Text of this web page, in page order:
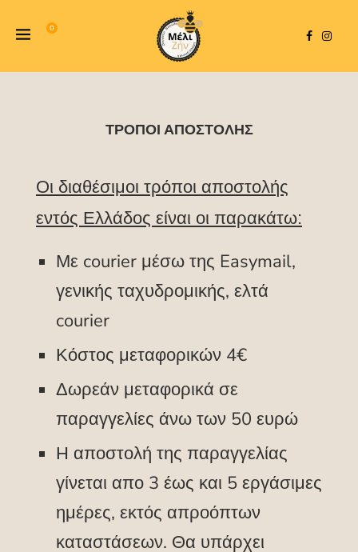
0
ΤΡΌΠΟΙ ΑΠΟΣΤΟΛΉΣ
Οι διαθέσιμοι τρόποι αποστολής
εντός Ελλάδος είναι οι παρακάτω:
Με courier μέσω της Easymail,
γενικής ταχυδρομικής, ελτά
courier
Κόστος μεταφορικών 4€
Δωρεάν μεταφορικά σε
παραγγελίες άνω των 50 ευρώ
Η αποστολή της παραγγελίας
γίνεται απο 3 έως και 5 εργάσιμες
ημέρες, εκτός απροόπτων
καταστάσεων. Θα υπάρχει